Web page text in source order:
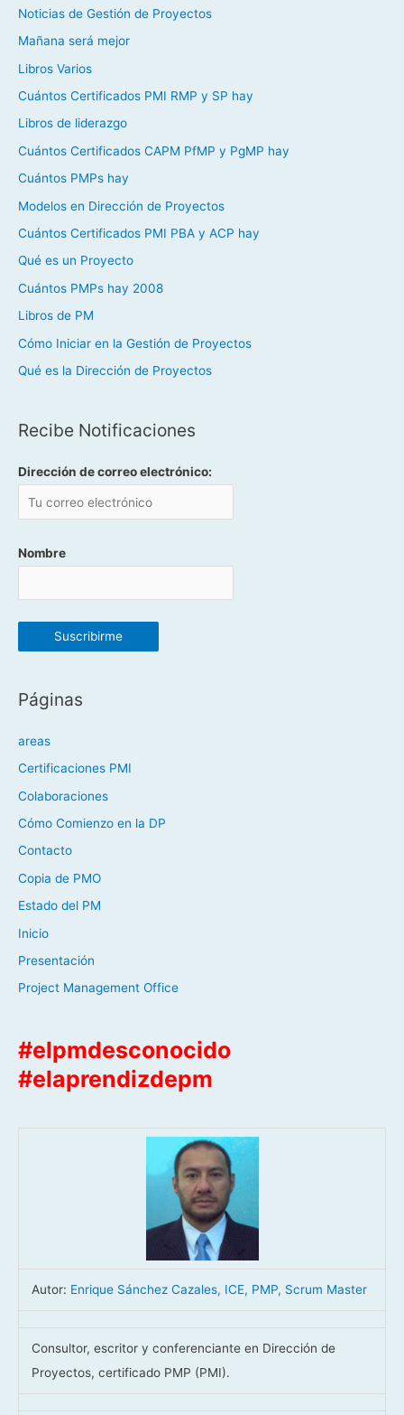
Noticias de Gestión de Proyectos
Mañana será mejor
Libros Varios
Cuántos Certificados PMI RMP y SP hay
Libros de liderazgo
Cuántos Certificados CAPM PfMP y PgMP hay
Cuántos PMPs hay
Modelos en Dirección de Proyectos
Cuántos Certificados PMI PBA y ACP hay
Qué es un Proyecto
Cuántos PMPs hay 2008
Libros de PM
Cómo Iniciar en la Gestión de Proyectos
Qué es la Dirección de Proyectos
Recibe Notificaciones
Dirección de correo electrónico:
Nombre
Páginas
areas
Certificaciones PMI
Colaboraciones
Cómo Comienzo en la DP
Contacto
Copia de PMO
Estado del PM
Inicio
Presentación
Project Management Office
#elpmdesconocido
#elaprendizdepm
Autor: Enrique Sánchez Cazales, ICE, PMP, Scrum Master
Consultor, escritor y conferenciante en Dirección de
Proyectos, certificado PMP (PMI).